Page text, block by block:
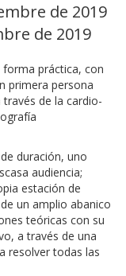
de 2019
de 2019
práctica, con
primera persona
de la cardio-
duración, uno
audiencia;
estación de
un amplio abanico
teóricas con su
a través de una
resolver todas las